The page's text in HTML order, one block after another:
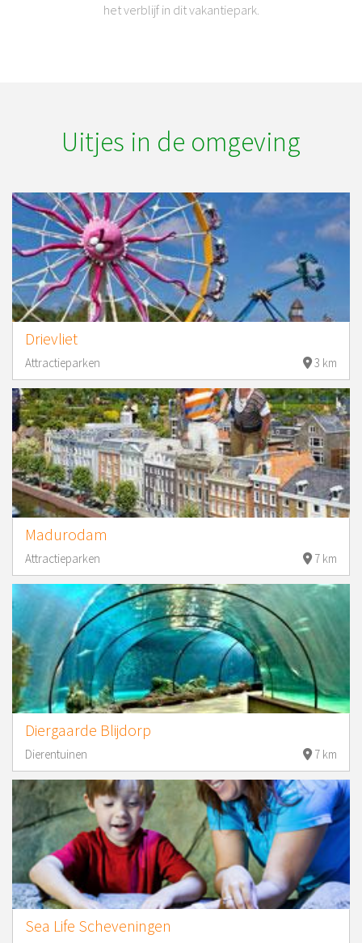
het verblijf in dit vakantiepark.
Uitjes in de omgeving
Drievliet
Attractieparken 3 km
Madurodam
Attractieparken 7 km
Diergaarde Blijdorp
Dierentuinen 7 km
Sea Life Scheveningen